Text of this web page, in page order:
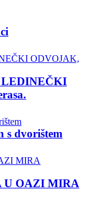
LEDINEČKI
s dvorištem
U OAZI MIRA